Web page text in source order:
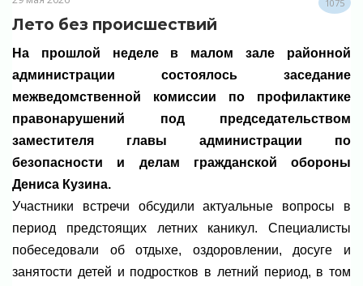
1075
Лето без происшествий
На прошлой неделе в малом зале районной
администрации состоялось заседание
межведомственной комиссии по профилактике
правонарушений под председательством
заместителя главы администрации по
безопасности и делам гражданской обороны
Дениса Кузина.
Участники встречи обсудили актуальные вопросы в
период предстоящих летних каникул. Специалисты
побеседовали об отдыхе, оздоровлении, досуге и
занятости детей и подростков в летний период, в том